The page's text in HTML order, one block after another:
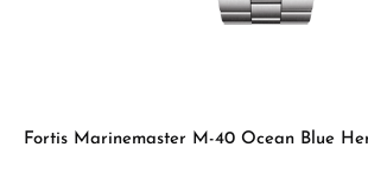
Fortis Marinemaster M-40 Ocean Blue